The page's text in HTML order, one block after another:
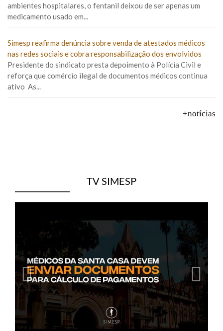
ambientes hospitalares, o fentanil deixou de ser apenas um
medicamento usado em...
Simesp reafirma denúncia sobre venda de atestados médicos
nas redes sociais e cobra responsabilização dos envolvidos
Presidente do sindicato presta depoimento à Polícia Civil e
reforça que comércio ilegal de documentos médicos continua
ativo As...
+notícias
TV SIMESP